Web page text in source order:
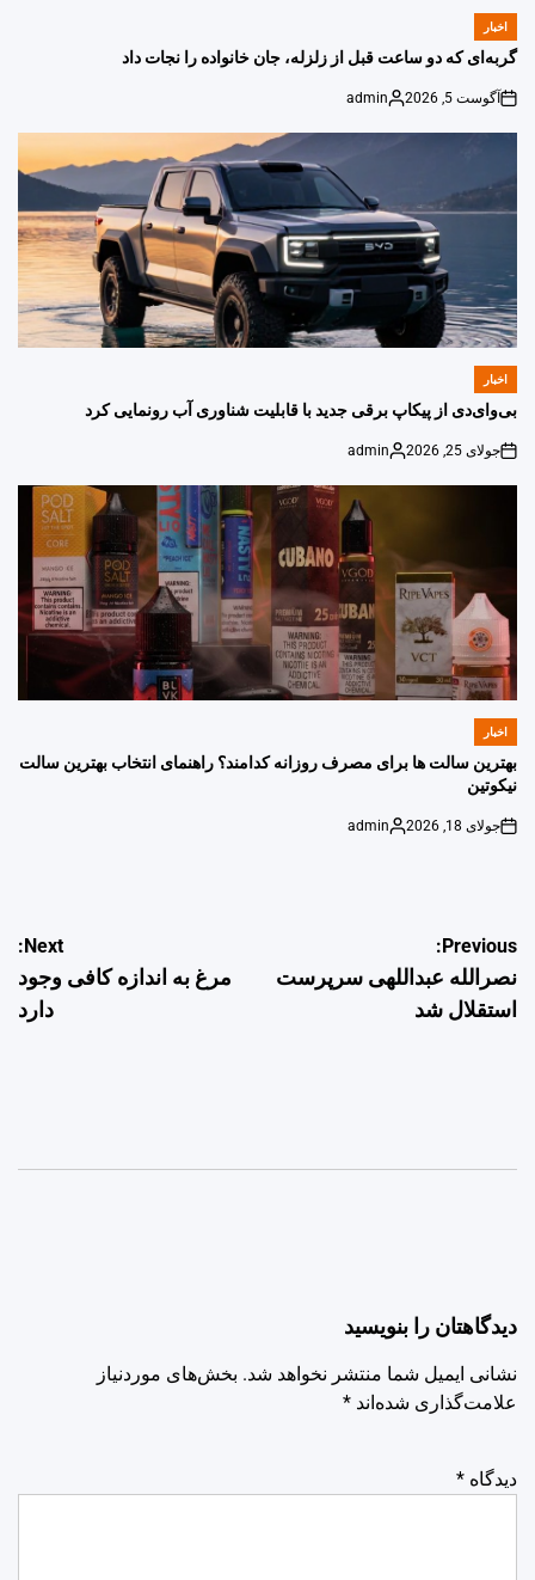
POSTED
IN
اخبار
گربه‌ای که دو ساعت قبل از زلزله، جان خانواده را نجات داد
on
آگوست 5, 2026
Posted
admin
POSTED
اخبار
بی‌وای‌دی از پیکاپ برقی جدید با قابلیت شناوری آب رونمایی کرد
on
جولای 25, 2026
Posted
admin
POSTED
اخبار
بهترین سالت ها برای مصرف روزانه کدامند؟ راهنمای انتخاب بهترین سالت
نیکوتین
on
جولای 18, 2026
Posted
admin
راهبری
نوشته
Previous:
نصرالله عبداللهی سرپرست
استقلال شد
Next:
مرغ به اندازه کافی وجود
دارد
دیدگاهتان را بنویسید
نشانی ایمیل شما منتشر نخواهد شد. بخش‌های موردنیاز
علامت‌گذاری شده‌اند *
دیدگاه *